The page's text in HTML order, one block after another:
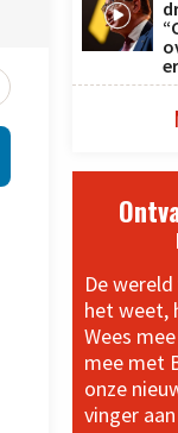
De
het weet,
Wees
mee met
onze
vinger